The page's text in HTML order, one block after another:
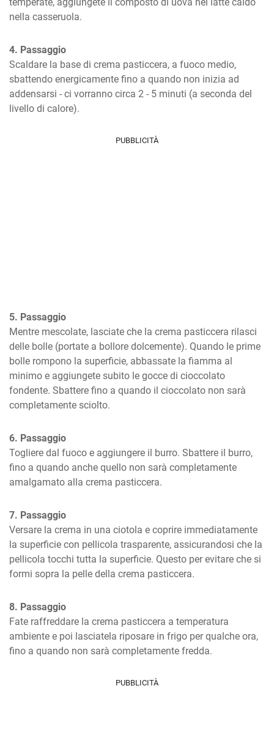
nella casseruola.
4. Passaggio
Scaldare la base di crema pasticcera, a fuoco medio,
sbattendo energicamente fino a quando non inizia ad
addensarsi - ci vorranno circa 2 - 5 minuti (a seconda del
livello di calore).
PUBBLICITÀ
5. Passaggio
Mentre mescolate, lasciate che la crema pasticcera rilasci
delle bolle (portate a bollore dolcemente). Quando le prime
bolle rompono la superficie, abbassate la fiamma al
minimo e aggiungete subito le gocce di cioccolato
fondente. Sbattere fino a quando il cioccolato non sarà
completamente sciolto.
6. Passaggio
Togliere dal fuoco e aggiungere il burro. Sbattere il burro,
fino a quando anche quello non sarà completamente
amalgamato alla crema pasticcera.
7. Passaggio
Versare la crema in una ciotola e coprire immediatamente
la superficie con pellicola trasparente, assicurandosi che la
pellicola tocchi tutta la superficie. Questo per evitare che si
formi sopra la pelle della crema pasticcera.
8. Passaggio
Fate raffreddare la crema pasticcera a temperatura
ambiente e poi lasciatela riposare in frigo per qualche ora,
fino a quando non sarà completamente fredda.
PUBBLICITÀ